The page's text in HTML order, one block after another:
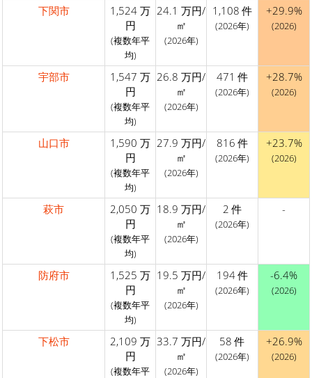
下関市
1,524 万
円
(複数年平
均)
24.1 万円/
㎡
(2026年)
1,108 件
(2026年)
+29.9%
(2026)
宇部市
1,547 万
円
(複数年平
均)
26.8 万円/
㎡
(2026年)
471 件
(2026年)
+28.7%
(2026)
山口市
1,590 万
円
(複数年平
均)
27.9 万円/
㎡
(2026年)
816 件
(2026年)
+23.7%
(2026)
萩市
2,050 万
円
(複数年平
均)
18.9 万円/
㎡
(2026年)
2 件
(2026年)
-
防府市
1,525 万
円
(複数年平
均)
19.5 万円/
㎡
(2026年)
194 件
(2026年)
-6.4%
(2026)
下松市
2,109 万
円
(複数年平
33.7 万円/
㎡
(2026年)
58 件
(2026年)
+26.9%
(2026)